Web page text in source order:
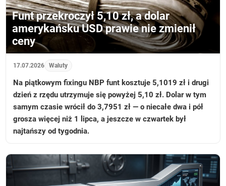
Funt przekroczył 5,10 zł, a dolar
amerykańsku USD prawie nie zmienił
ceny
17.07.2026 Waluty
Na piątkowym fixingu NBP funt kosztuje 5,1019 zł i drugi
dzień z rzędu utrzymuje się powyżej 5,10 zł. Dolar w tym
samym czasie wrócił do 3,7951 zł — o niecałe dwa i pół
grosza więcej niż 1 lipca, a jeszcze w czwartek był
najtańszy od tygodnia.